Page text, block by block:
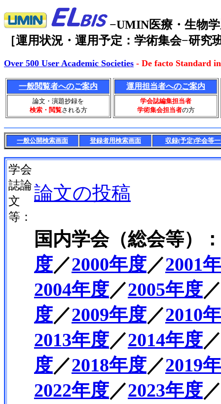
−UMIN医療・生物
［運用状況・運用予定：学術集会−研究
Over 500 User Academic Societies - De facto Standard
一般閲覧者へのご案内
論文・演題抄録を
検索・閲覧される方
運用担当者へのご案内
学会誌編集担当者
学術集会担当者の方
一般公開検索画面 登録者用検索画面 収録(予定)学会等
学会
誌論
文
等：
論文の投稿
国内学会（総会等）：
度／2000年度／2001
2004年度／2005年度／
度／2009年度／2010
2013年度／2014年度／
度／2018年度／2019
2022年度／2023年度／